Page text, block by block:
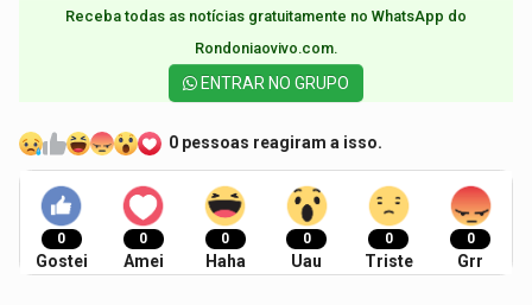
Receba todas as notícias gratuitamente no WhatsApp do
Rondoniaovivo.com.​
ENTRAR NO GRUPO
0 pessoas reagiram a isso.
0
Gostei
0
Amei
0
Haha
0
Uau
0
Triste
0
Grr